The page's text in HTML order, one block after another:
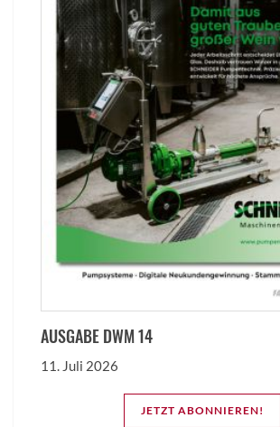
AUSGABE DWM 14
11. Juli 2026
JETZT ABONNIEREN!